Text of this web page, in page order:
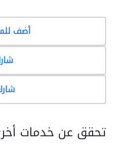
أضف
تحقق عن خدمات